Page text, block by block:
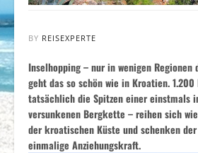
BY REISEXPERTE
Inselhopping – nur in wenigen Regionen
geht das so schön wie in Kroatien. 1.200
tatsächlich die Spitzen einer einstmals
versunkenen Bergkette – reihen sich
der kroatischen Küste und schenken
einmalige Anziehungskraft.